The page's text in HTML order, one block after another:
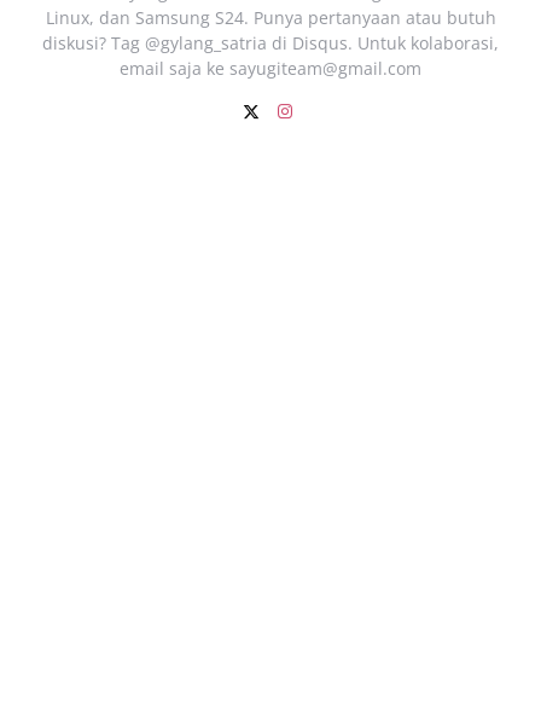
Linux, dan Samsung S24. Punya pertanyaan atau butuh
diskusi? Tag @gylang_satria di Disqus. Untuk kolaborasi,
email saja ke sayugiteam@gmail.com